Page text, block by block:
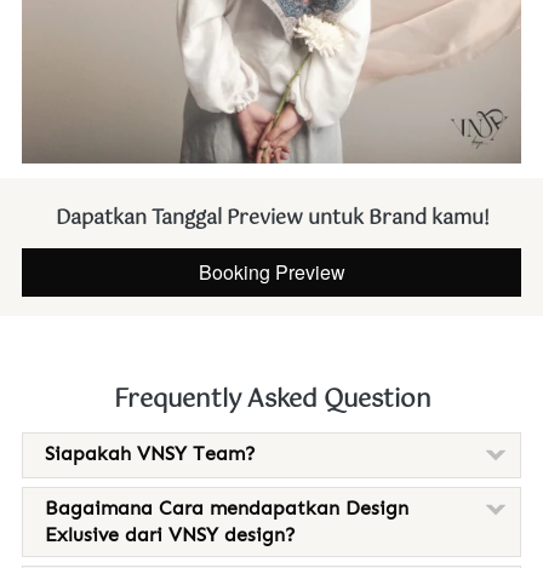
Dapatkan Tanggal Preview untuk Brand kamu!
`Booking Preview
Frequently Asked Question
Siapakah VNSY Team?
Bagaimana Cara mendapatkan Design
Exlusive dari VNSY design?